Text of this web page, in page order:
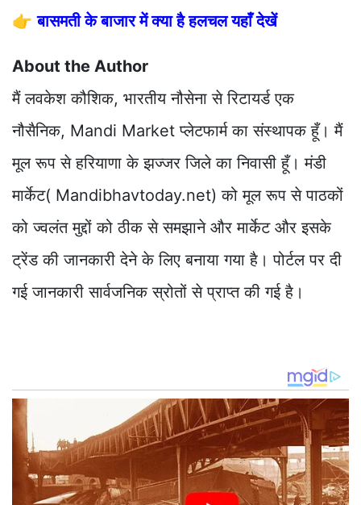
👉बासमती के बाजार में क्या है हलचल यहाँ देखें
About the Author
मैं लवकेश कौशिक, भारतीय नौसेना से रिटायर्ड एक
नौसैनिक, Mandi Market प्लेटफार्म का संस्थापक हूँ। मैं
मूल रूप से हरियाणा के झज्जर जिले का निवासी हूँ। मंडी
मार्केट( Mandibhavtoday.net) को मूल रूप से पाठकों
को ज्वलंत मुद्दों को ठीक से समझाने और मार्केट और इसके
ट्रेंड की जानकारी देने के लिए बनाया गया है। पोर्टल पर दी
गई जानकारी सार्वजनिक स्रोतों से प्राप्त की गई है।